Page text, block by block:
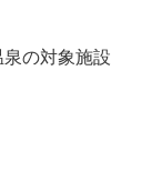
の対象施設